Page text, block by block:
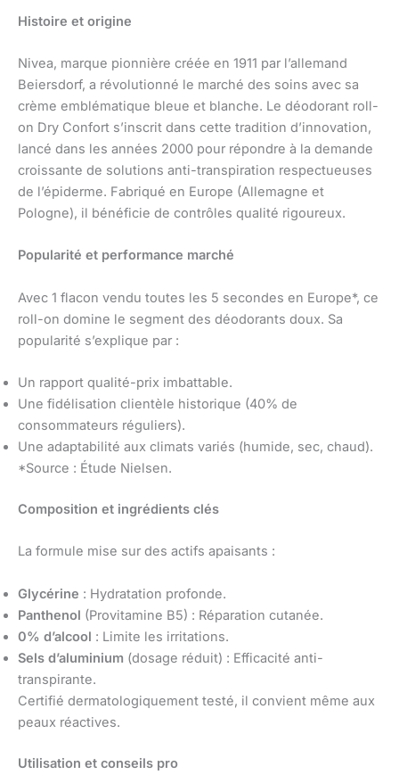
Histoire et origine
Nivea, marque pionnière créée en 1911 par l’allemand
Beiersdorf, a révolutionné le marché des soins avec sa
crème emblématique bleue et blanche. Le déodorant roll-
on Dry Confort s’inscrit dans cette tradition d’innovation,
lancé dans les années 2000 pour répondre à la demande
croissante de solutions anti-transpiration respectueuses
de l’épiderme. Fabriqué en Europe (Allemagne et
Pologne), il bénéficie de contrôles qualité rigoureux.
Popularité et performance marché
Avec 1 flacon vendu toutes les 5 secondes en Europe*, ce
roll-on domine le segment des déodorants doux. Sa
popularité s’explique par :
Un rapport qualité-prix imbattable.
Une fidélisation clientèle historique (40% de
consommateurs réguliers).
Une adaptabilité aux climats variés (humide, sec, chaud).
*Source : Étude Nielsen.
Composition et ingrédients clés
La formule mise sur des actifs apaisants :
Glycérine : Hydratation profonde.
Panthenol (Provitamine B5) : Réparation cutanée.
0% d’alcool : Limite les irritations.
Sels d’aluminium (dosage réduit) : Efficacité anti-
transpirante.
Certifié dermatologiquement testé, il convient même aux
peaux réactives.
Utilisation et conseils pro